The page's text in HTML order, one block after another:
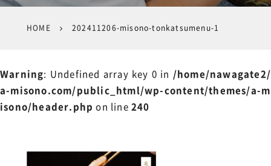
HOME 202411206-misono-tonkatsumenu-1
Warning: Undefined array key 0 in /home/nawagate2/
a-misono.com/public_html/wp-content/themes/a-m
isono/header.php on line240